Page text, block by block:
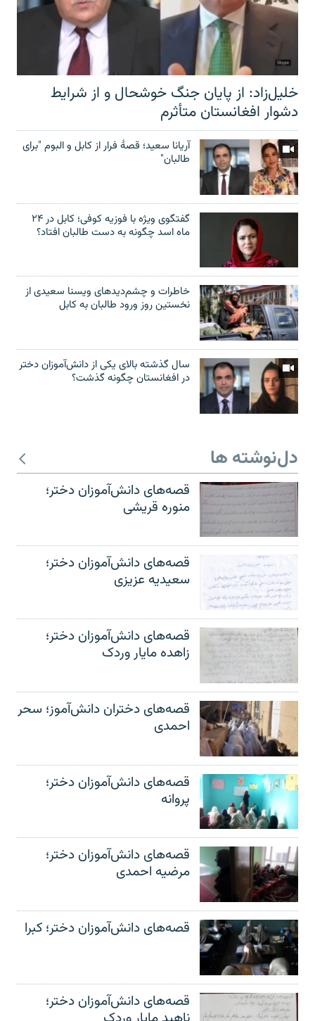
خلیل‌زاد: از پایان جنگ خوشحال و از شرایط
دشوار افغانستان متأثرم
آریانا سعید؛ قصۀ فرار از کابل و البوم "برای
طالبان"
گفتگوی ویژه با فوزیه کوفی؛ کابل در ۲۴
ماه اسد چگونه به دست طالبان افتاد؟
خاطرات و چشم‌دید‌های ویسنا سعیدی از
نخستین روز ورود طالبان به کابل
سال گذشته بالای یکی از دانش‌آموزان دختر
در افغانستان چگونه گذشت؟
دل‌نوشته ها
قصه‌های دانش‌آموزان دختر؛
منوره قریشی
قصه‌های دانش‌آموزان دختر؛
سعیدیه عزیزی
قصه‌های دانش‌آموزان دختر؛
زاهده مایار وردک
قصه‌های دختران دانش‌آموز؛ سحر
احمدی
قصه‌های دانش‌آموزان دختر؛
پروانه
قصه‌های دانش‌آموزان دختر؛
مرضیه احمدی
قصه‌های دانش‌آموزان دختر؛ کبرا
قصه‌های دانش‌آموزان دختر؛